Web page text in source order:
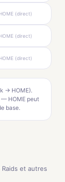
HOME (direct)
HOME (direct)
HOME (direct)
→ HOME).
— HOME peut
base.
et autres